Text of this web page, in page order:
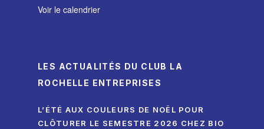
Voir le calendrier
LES ACTUALITÉS DU CLUB LA
ROCHELLE ENTREPRISES
L’ÉTÉ AUX COULEURS DE NOËL POUR
CLÔTURER LE SEMESTRE 2026 CHEZ BIO